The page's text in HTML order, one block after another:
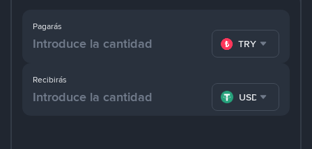
Pagarás
TRY
Recibirás
USDT